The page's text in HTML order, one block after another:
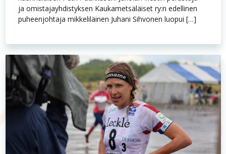
ja omistajayhdistyksen Kaukametsäläiset ry:n edellinen
puheenjohtaja mikkeliläinen Juhani Sihvonen luopui […]